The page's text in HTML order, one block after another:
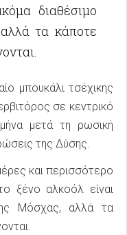
διαθέσιμο
τα κάποτε
μπουκάλι τσέχικης
σε κεντρικό
μετά τη ρωσική
της Δύσης.
και περισσότερο
ξένο αλκοόλ είναι
Μόσχας, αλλά τα